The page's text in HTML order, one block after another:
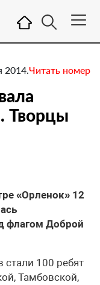
2014.Читать номер
Творцы
«Орленок» 12
флагом Доброй
100 ребят
Тамбовской,